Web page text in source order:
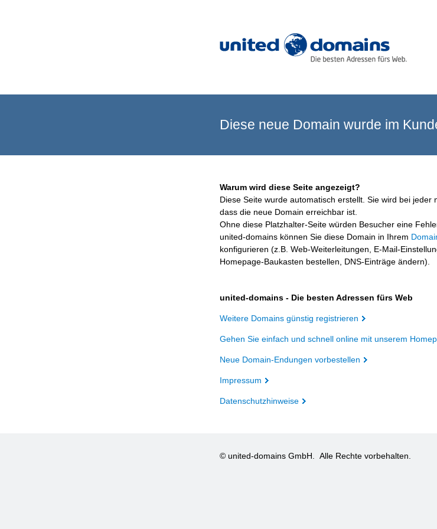
Diese neue Domain wurde im
Warum wird diese Seite angezeigt?
Diese Seite wurde automatisch erstellt. Sie wird bei jeder
dass die neue Domain erreichbar ist.
Ohne diese Platzhalter-Seite würden Besucher eine
united-domains können Sie diese Domain in Ihrem
konfigurieren (z.B. Web-Weiterleitungen, E-Mail-
Homepage-Baukasten bestellen, DNS-Einträge ändern).
united-domains - Die besten Adressen fürs Web
Weitere Domains günstig registrieren
Gehen Sie einfach und schnell online mit unserem
Neue Domain-Endungen vorbestellen
Impressum
Datenschutzhinweise
© united-domains GmbH. Alle Rechte vorbehalten.